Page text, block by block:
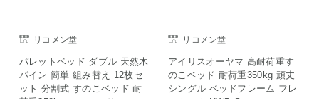
リコメン堂
パレットベッド ダブル 天然木
パイン 簡単 組み替え 12枚セ
ット 分割式 すのこベッド 耐
リコメン堂
アイリスオーヤマ 高耐荷重す
のこベッド 耐荷重350kg 頑丈
シングル ベッドフレーム フレ